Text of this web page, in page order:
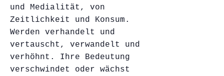
und Medialität, von
Zeitlichkeit und Konsum.
Werden verhandelt und
vertauscht, verwandelt und
verhöhnt. Ihre Bedeutung
verschwindet oder wächst